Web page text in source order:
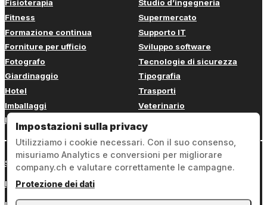
Fisioterapia
Fitness
Formazione continua
Forniture per ufficio
Fotografo
Giardinaggio
Hotel
Imballaggi
Imbianchino
Studio d’ingegneria
Supermercato
Supporto IT
Sviluppo software
Tecnologie di sicurezza
Tipografia
Trasporti
Veterinario
Sign in
Note legali
Impostazioni sulla privacy
Utilizziamo i cookie necessari. Con il suo consenso,
misuriamo Analytics e conversioni per migliorare
company.ch e valutare correttamente le campagne.
Protezione dei dati